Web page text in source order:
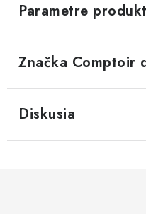
Parametre
Značka Comptoir
Diskusia